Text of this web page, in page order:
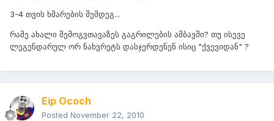
3-4 თვის ხმარების შემდეგ...
რამე ახალი შემოგვთავაზეს გაგრილების ამბავში? თუ ისევე
ლეგენდარულ ორ ნახვრეტს დასჯერდენენ ისიც "ქვევიდან" ?
Eip Ococh
Posted November 22, 2010